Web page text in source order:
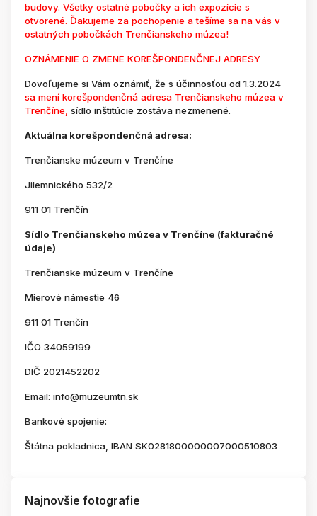
budovy. Všetky ostatné pobočky a ich expozície s
otvorené. Ďakujeme za pochopenie a tešíme sa na vás v
ostatných pobočkách Trenčianskeho múzea!
OZNÁMENIE O ZMENE KOREŠPONDENČNEJ ADRESY
Dovoľujeme si Vám oznámiť, že s účinnosťou od 1.3.2024
sa mení korešpondenčná adresa Trenčianskeho múzea v
Trenčíne, sídlo inštitúcie zostáva nezmenené.
Aktuálna korešpondenčná adresa:
Trenčianske múzeum v Trenčíne
Jilemnického 532/2
911 01 Trenčín
Sídlo Trenčianskeho múzea v Trenčíne (fakturačné
údaje)
Trenčianske múzeum v Trenčíne
Mierové námestie 46
911 01 Trenčín
IČO 34059199
DIČ 2021452202
Email: info@muzeumtn.sk
Bankové spojenie:
Štátna pokladnica, IBAN SK0281800000007000510803
Najnovšie fotografie